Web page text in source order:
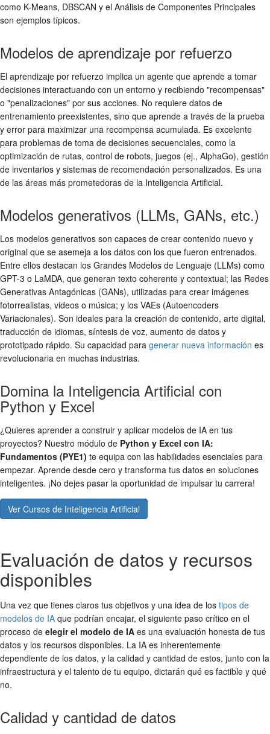
como K-Means, DBSCAN y el Análisis de Componentes Principales
son ejemplos típicos.
Modelos de aprendizaje por refuerzo
El aprendizaje por refuerzo implica un agente que aprende a tomar
decisiones interactuando con un entorno y recibiendo "recompensas"
o "penalizaciones" por sus acciones. No requiere datos de
entrenamiento preexistentes, sino que aprende a través de la prueba
y error para maximizar una recompensa acumulada. Es excelente
para problemas de toma de decisiones secuenciales, como la
optimización de rutas, control de robots, juegos (ej., AlphaGo), gestión
de inventarios y sistemas de recomendación personalizados. Es una
de las áreas más prometedoras de la Inteligencia Artificial.
Modelos generativos (LLMs, GANs, etc.)
Los modelos generativos son capaces de crear contenido nuevo y
original que se asemeja a los datos con los que fueron entrenados.
Entre ellos destacan los Grandes Modelos de Lenguaje (LLMs) como
GPT-3 o LaMDA, que generan texto coherente y contextual; las Redes
Generativas Antagónicas (GANs), utilizadas para crear imágenes
fotorrealistas, videos o música; y los VAEs (Autoencoders
Variacionales). Son ideales para la creación de contenido, arte digital,
traducción de idiomas, síntesis de voz, aumento de datos y
prototipado rápido. Su capacidad para generar nueva información es
revolucionaria en muchas industrias.
Domina la Inteligencia Artificial con
Python y Excel
¿Quieres aprender a construir y aplicar modelos de IA en tus
proyectos? Nuestro módulo de Python y Excel con IA:
Fundamentos (PYE1) te equipa con las habilidades esenciales para
empezar. Aprende desde cero y transforma tus datos en soluciones
inteligentes. ¡No dejes pasar la oportunidad de impulsar tu carrera!
Ver Cursos de Inteligencia Artificial
Evaluación de datos y recursos
disponibles
Una vez que tienes claros tus objetivos y una idea de los tipos de
modelos de IA que podrían encajar, el siguiente paso crítico en el
proceso de elegir el modelo de IA es una evaluación honesta de tus
datos y los recursos disponibles. La IA es inherentemente
dependiente de los datos, y la calidad y cantidad de estos, junto con la
infraestructura y el talento de tu equipo, dictarán qué es factible y qué
no.
Calidad y cantidad de datos